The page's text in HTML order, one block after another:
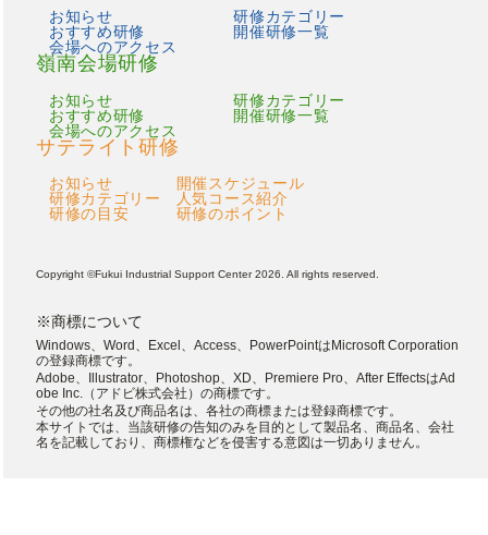
Copyright ©Fukui Industrial Support Center 2026. All rights reserved.
お知らせ
研修カテゴリー
おすすめ研修
開催研修一覧
会場へのアクセス
嶺南会場研修
お知らせ
研修カテゴリー
おすすめ研修
開催研修一覧
会場へのアクセス
サテライト研修
お知らせ
開催スケジュール
研修カテゴリー
人気コース紹介
研修の目安
研修のポイント
※商標について
Windows、Word、Excel、Access、PowerPointはMicrosoft Corporation
の登録商標です。
Adobe、Illustrator、Photoshop、XD、Premiere Pro、After EffectsはAd
obe Inc.（アドビ株式会社）の商標です。
その他の社名及び商品名は、各社の商標または登録商標です。
本サイトでは、当該研修の告知のみを目的として製品名、商品名、会社
名を記載しており、商標権などを侵害する意図は一切ありません。